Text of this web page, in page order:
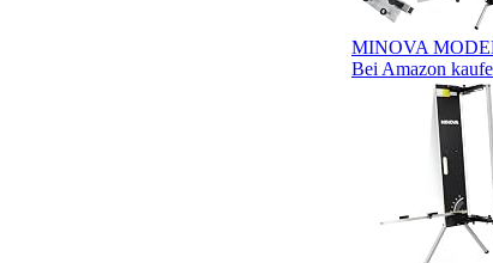
MINOVA
Bei Amazon